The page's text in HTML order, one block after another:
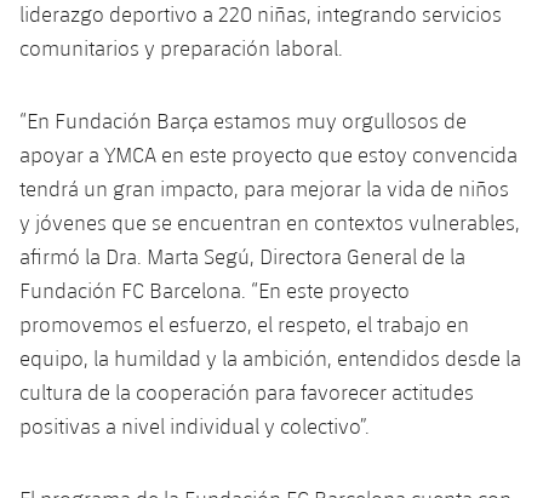
liderazgo deportivo a 220 niñas, integrando servicios
comunitarios y preparación laboral.
“En Fundación Barça estamos muy orgullosos de
apoyar a YMCA en este proyecto que estoy convencida
tendrá un gran impacto, para mejorar la vida de niños
y jóvenes que se encuentran en contextos vulnerables,
afirmó la Dra. Marta Segú, Directora General de la
Fundación FC Barcelona. “En este proyecto
promovemos el esfuerzo, el respeto, el trabajo en
equipo, la humildad y la ambición, entendidos desde la
cultura de la cooperación para favorecer actitudes
positivas a nivel individual y colectivo”.